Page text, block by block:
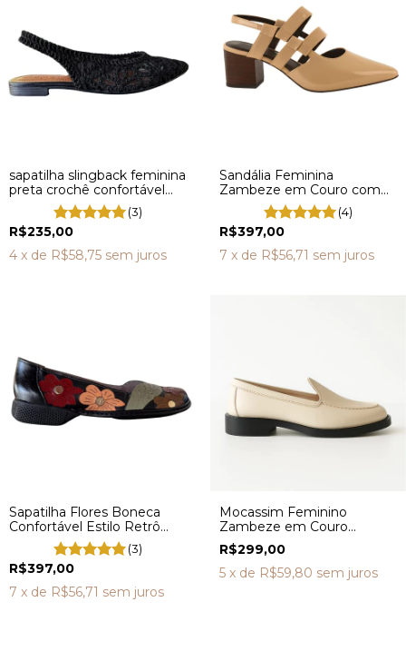
sapatilha slingback feminina
preta crochê confortável
bico fino salto baixo VL3326
(3)
R$235,00
4 x de R$58,75 sem juros
Sandália Feminina
Zambeze em Couro com
Salto Bloco Confortável
DV0278
(4)
R$397,00
7 x de R$56,71 sem juros
Sapatilha Flores Boneca
Confortável Estilo Retrô
Vintage DA0076
(3)
R$397,00
7 x de R$56,71 sem juros
Mocassim Feminino
Zambeze em Couro
Legítimo Confortável
AD3900
R$299,00
5 x de R$59,80 sem juros